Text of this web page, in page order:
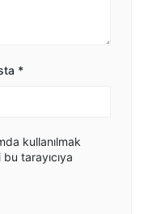
*
kullanılmak
tarayıcıya